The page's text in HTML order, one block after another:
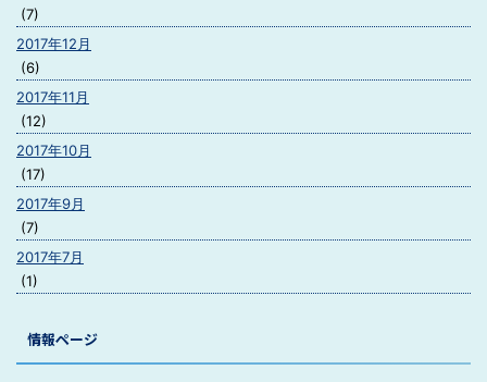
(7)
2017年12月
(6)
2017年11月
(12)
2017年10月
(17)
2017年9月
(7)
2017年7月
(1)
情報ページ